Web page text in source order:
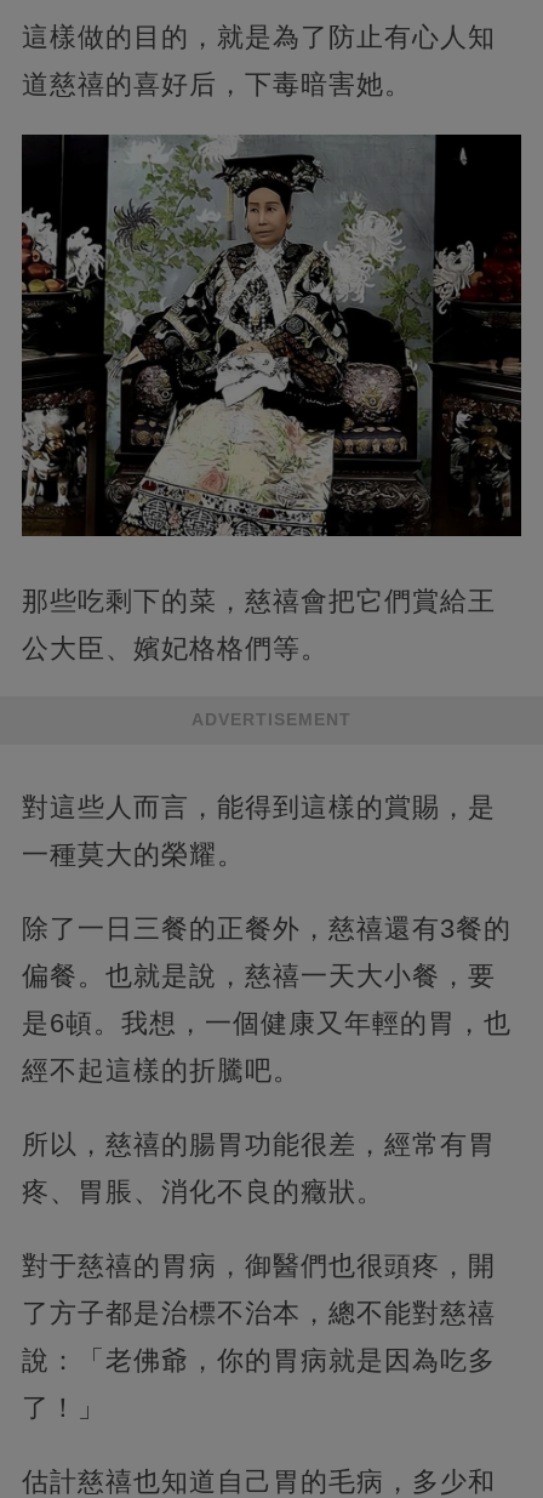
這樣做的目的，就是為了防止有心人知
道慈禧的喜好后，下毒暗害她。
那些吃剩下的菜，慈禧會把它們賞給王
公大臣、嬪妃格格們等。
ADVERTISEMENT
對這些人而言，能得到這樣的賞賜，是
一種莫大的榮耀。
除了一日三餐的正餐外，慈禧還有3餐的
偏餐。也就是說，慈禧一天大小餐，要
是6頓。我想，一個健康又年輕的胃，也
經不起這樣的折騰吧。
所以，慈禧的腸胃功能很差，經常有胃
疼、胃脹、消化不良的癥狀。
對于慈禧的胃病，御醫們也很頭疼，開
了方子都是治標不治本，總不能對慈禧
說：「老佛爺，你的胃病就是因為吃多
了！」
估計慈禧也知道自己胃的毛病，多少和